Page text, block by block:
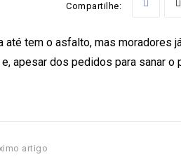
Compartilhe:
até tem o asfalto, mas moradores
apesar dos pedidos para sanar o
artigo